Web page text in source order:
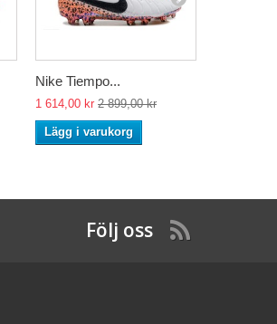
Nike Tiempo...
1 614,00 kr 2 899,00 kr
Lägg i varukorg
Följ oss